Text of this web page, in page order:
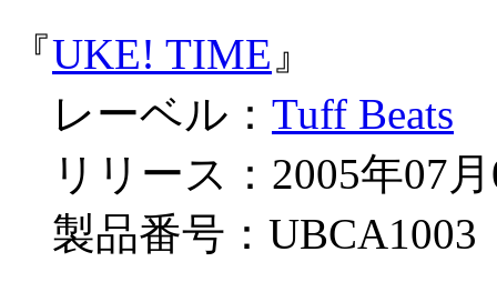
『UKE! TIME 』
レーベル： Tuff Beats
リリース：2005年07
製品番号：UBCA1003